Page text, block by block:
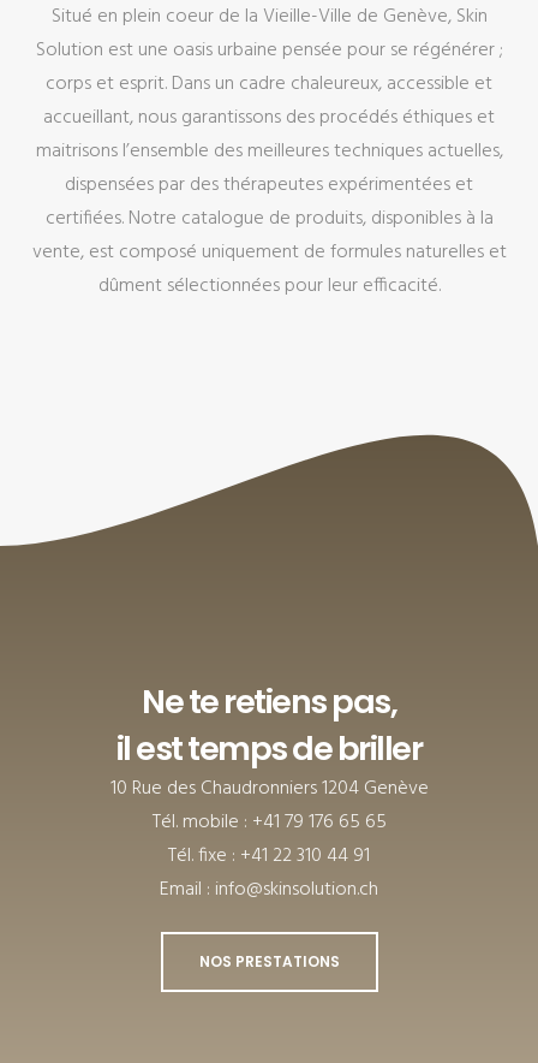
Situé en plein coeur de la Vieille-Ville de Genève, Skin
Solution est une oasis urbaine pensée pour se régénérer ;
corps et esprit. Dans un cadre chaleureux, accessible et
accueillant, nous garantissons des procédés éthiques et
maitrisons l’ensemble des meilleures techniques actuelles,
dispensées par des thérapeutes expérimentées et
certifiées. Notre catalogue de produits, disponibles à la
vente, est composé uniquement de formules naturelles et
dûment sélectionnées pour leur efficacité.
Ne te retiens pas,
il est temps de briller
10 Rue des Chaudronniers 1204 Genève
Tél. mobile : +41 79 176 65 65
Tél. fixe : +41 22 310 44 91
Email : info@skinsolution.ch
NOS PRESTATIONS